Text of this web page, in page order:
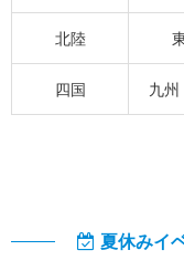
北陸
四国 九
夏休みイ